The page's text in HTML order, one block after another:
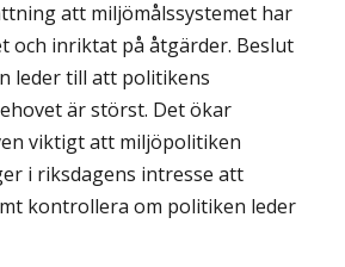
att miljömålssystemet har
och inriktat på åtgärder. Beslut
leder till att politikens
är störst. Det ökar
viktigt att miljöpolitiken
i riksdagens intresse att
kontrollera om politiken leder